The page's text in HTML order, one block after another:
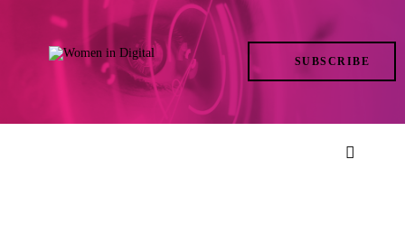
SUBSCRIBE
TRENDS